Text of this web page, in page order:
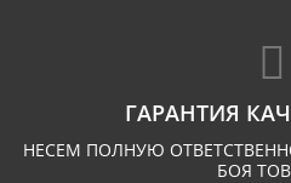
ГАРАНТИЯ
НЕСЕМ ПОЛНУЮ
БОЯ